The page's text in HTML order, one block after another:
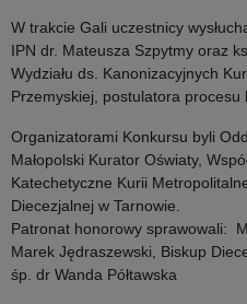
W trakcie Gali uczestnicy
IPN dr. Mateusza Szpytmy oraz
Wydziału ds. Kanonizacyjnych
Przemyskiej, postulatora procesu
Organizatorami Konkursu byli
Małopolski Kurator Oświaty,
Katechetyczne Kurii
Diecezjalnej w Tarnowie.
Patronat honorowy sprawowali:
Marek Jędraszewski, Biskup
śp. dr Wanda Półtawska